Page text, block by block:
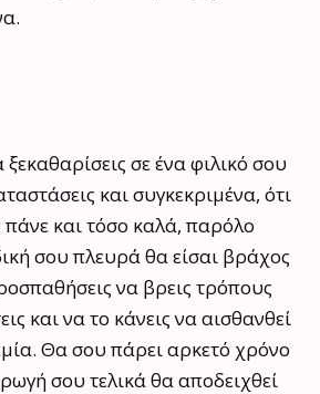
σε ένα φιλικό σου
και συγκεκριμένα, ότι
και τόσο καλά, παρόλο
σου πλευρά θα είσαι βράχος
να βρεις τρόπους
και να το κάνεις να αισθανθεί
Θα σου πάρει αρκετό χρόνο
σου τελικά θα αποδειχθεί